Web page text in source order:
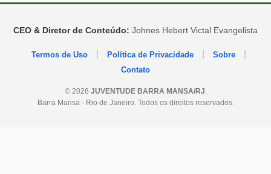
CEO & Diretor de Conteúdo: Johnes Hebert Victal Evangelista
Termos de Uso Política de Privacidade Sobre
Contato
© 2026 JUVENTUDE BARRA MANSA/RJ.
Barra Mansa - Rio de Janeiro. Todos os direitos reservados.